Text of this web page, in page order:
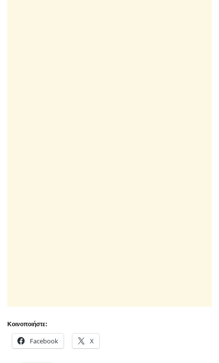
Κοινοποιήστε:
Facebook X